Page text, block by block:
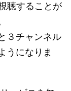
聴することが
３チャンネル
うになりま